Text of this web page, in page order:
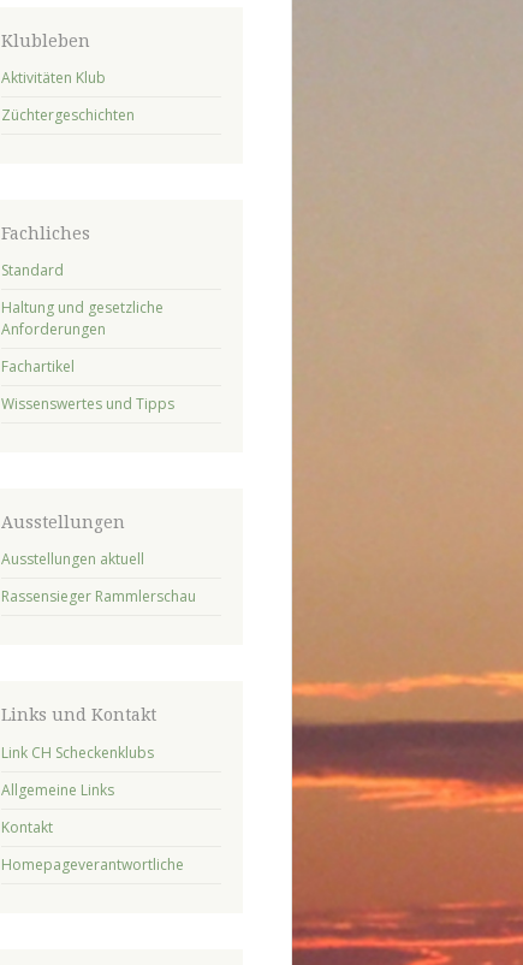
Klubleben
Aktivitäten Klub
Züchtergeschichten
Fachliches
Standard
Haltung und gesetzliche
Anforderungen
Fachartikel
Wissenswertes und Tipps
Ausstellungen
Ausstellungen aktuell
Rassensieger Rammlerschau
Links und Kontakt
Link CH Scheckenklubs
Allgemeine Links
Kontakt
Homepageverantwortliche